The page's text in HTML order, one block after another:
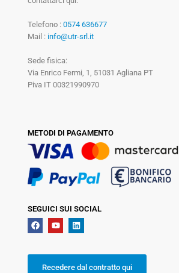
Telefono : 0574 636677
Mail : info@utr-srl.it
Sede fisica:
Via Enrico Fermi, 1, 51031 Agliana PT
Piva IT 00321990970
METODI DI PAGAMENTO
SEGUICI SUI SOCIAL
Recedere dal contratto qui